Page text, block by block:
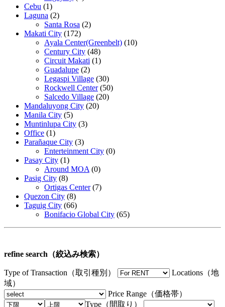
Cebu (1)
Laguna (2)
Santa Rosa (2)
Makati City (172)
Ayala Center(Greenbelt) (10)
Century City (48)
Circuit Makati (1)
Guadalupe (2)
Legaspi Village (30)
Rockwell Center(50)
Salcedo Village (20)
Mandaluyong City (20)
Manila City (5)
Muntinlupa City (3)
Office (1)
Parañaque City (3)
Enterteinment City (0)
Pasay City (1)
Around MOA (0)
Pasig City (8)
Ortigas Center(7)
Quezon City (8)
Taguig City (66)
Bonifacio Global City (65)
refine search（絞込み検索）
Type of Transaction（取引種別）
Locations（地
域）
Price Range（価格帯）
Type（間取り）